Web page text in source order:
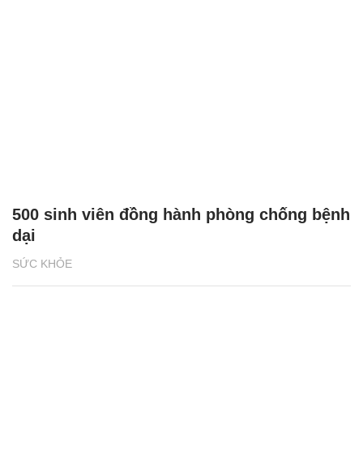
SỨC KHỎE
500 sinh viên đồng hành phòng chống bệnh
dại